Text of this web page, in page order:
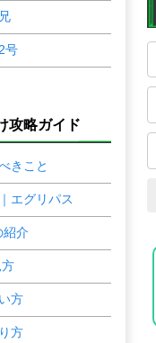
号
攻略ガイド
きこと
エグリパス
紹介
方
方